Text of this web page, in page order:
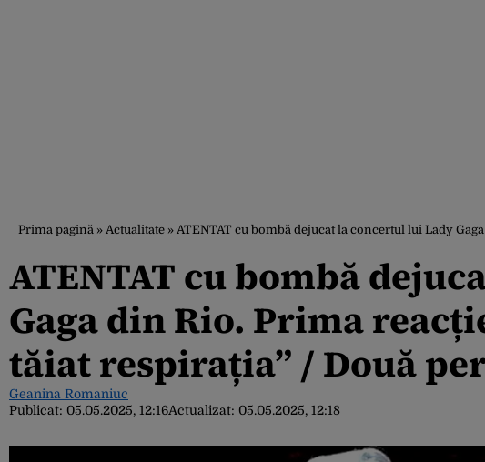
Prima pagină » Actualitate » ATENTAT cu bombă dejucat la concertul lui Lady
ATENTAT cu bombă
Gaga din Rio. Prima
tăiat respirația” / Două
Geanina Romaniuc
Publicat: 05.05.2025, 12:16Actualizat: 05.05.2025, 12:18